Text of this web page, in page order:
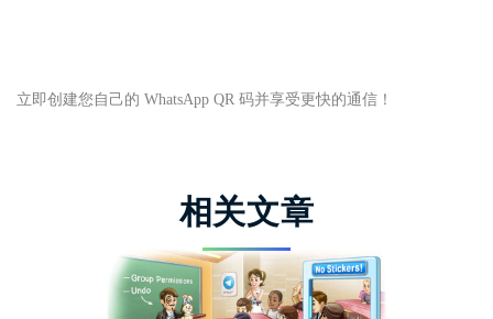
立即创建您自己的 WhatsApp QR 码并享受更快的通信！
相关文章